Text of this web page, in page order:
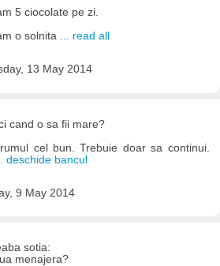
5 ciocolate pe zi.
o solnita
... read all
13 May 2014
cand o sa fii mare?
cel bun. Trebuie doar sa continui.
... deschide bancul
9 May 2014
sotia:
menajera?